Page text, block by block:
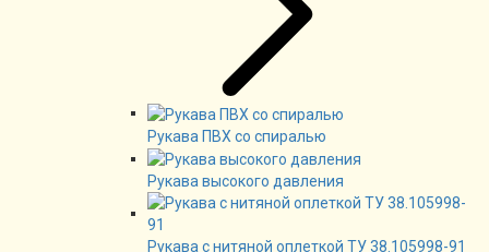
Рукава ПВХ со спиралью
Рукава высокого давления
Рукава с нитяной оплеткой ТУ 38.105998-91